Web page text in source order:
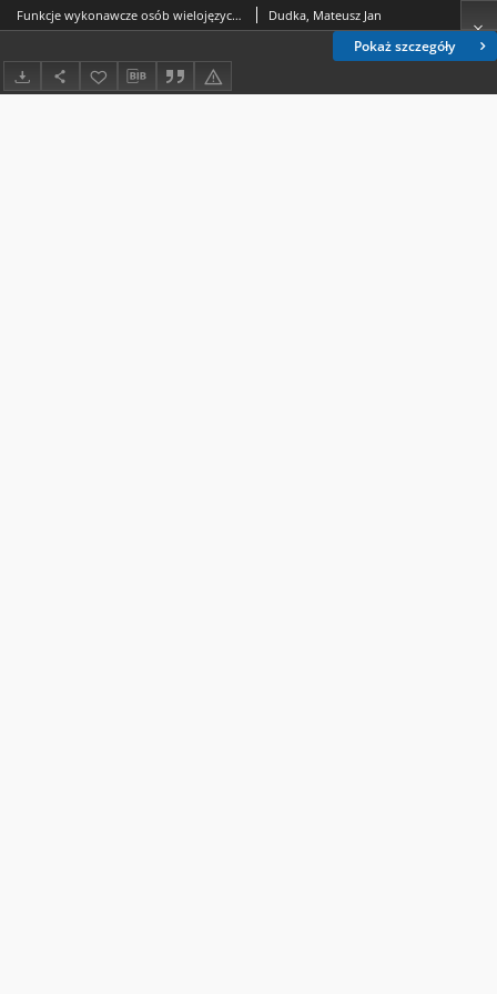
Pokaż szczegóły
Funkcje wykonawcze osób wielojęzycznych Dudka, Mateusz Jan